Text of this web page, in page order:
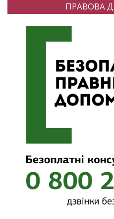
ПРАВОВА